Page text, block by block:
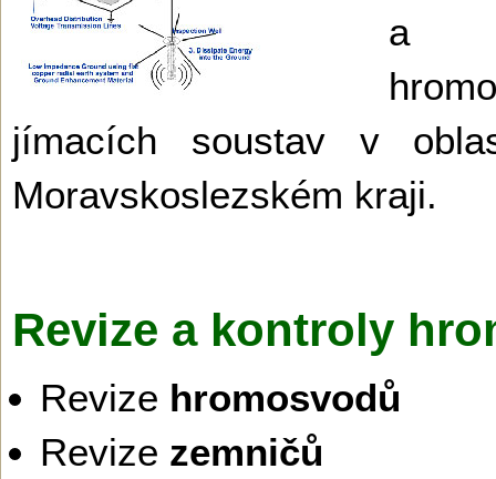
a
jímacích soustav v
Moravskoslezském kra­ji.
Revize a kontroly
Revize hromosvodů
Revize zemničů